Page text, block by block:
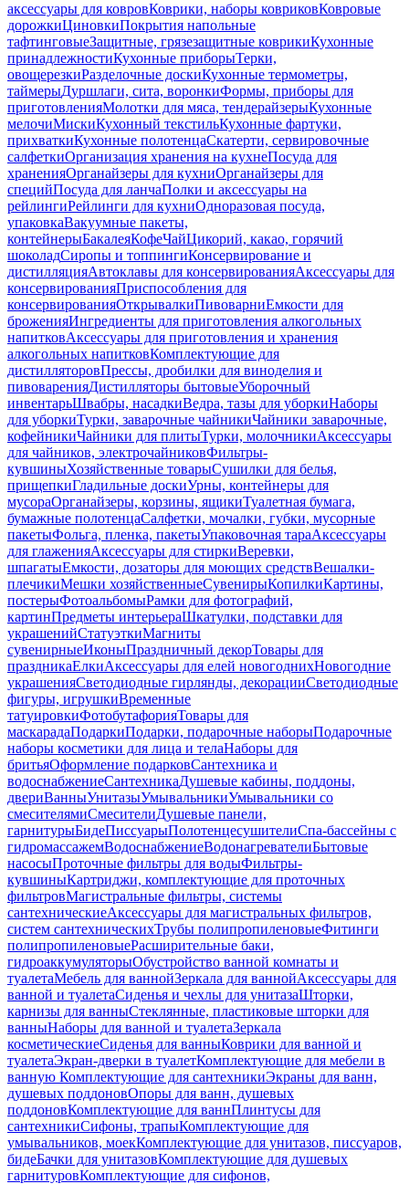
аксессуары для ковровКоврики, наборы ковриковКовровые
дорожкиЦиновкиПокрытия напольные
тафтинговыеЗащитные, грязезащитные коврикиКухонные
принадлежностиКухонные приборыТерки,
овощерезкиРазделочные доскиКухонные термометры,
таймерыДуршлаги, сита, воронкиФормы, приборы для
приготовленияМолотки для мяса, тендерайзерыКухонные
мелочиМискиКухонный текстильКухонные фартуки,
прихваткиКухонные полотенцаСкатерти, сервировочные
салфеткиОрганизация хранения на кухнеПосуда для
храненияОрганайзеры для кухниОрганайзеры для
специйПосуда для ланчаПолки и аксессуары на
рейлингиРейлинги для кухниОдноразовая посуда,
упаковкаВакуумные пакеты,
контейнерыБакалеяКофеЧайЦикорий, какао, горячий
шоколадСиропы и топпингиКонсервирование и
дистилляцияАвтоклавы для консервированияАксессуары для
консервированияПриспособления для
консервированияОткрывалкиПивоварниЕмкости для
броженияИнгредиенты для приготовления алкогольных
напитковАксессуары для приготовления и хранения
алкогольных напитковКомплектующие для
дистилляторовПрессы, дробилки для виноделия и
пивоваренияДистилляторы бытовыеУборочный
инвентарьШвабры, насадкиВедра, тазы для уборкиНаборы
для уборкиТурки, заварочные чайникиЧайники заварочные,
кофейникиЧайники для плитыТурки, молочникиАксессуары
для чайников, электрочайниковФильтры-
кувшиныХозяйственные товарыСушилки для белья,
прищепкиГладильные доскиУрны, контейнеры для
мусораОрганайзеры, корзины, ящикиТуалетная бумага,
бумажные полотенцаСалфетки, мочалки, губки, мусорные
пакетыФольга, пленка, пакетыУпаковочная тараАксессуары
для глаженияАксессуары для стиркиВеревки,
шпагатыЕмкости, дозаторы для моющих средствВешалки-
плечикиМешки хозяйственныеСувенирыКопилкиКартины,
постерыФотоальбомыРамки для фотографий,
картинПредметы интерьераШкатулки, подставки для
украшенийСтатуэткиМагниты
сувенирныеИконыПраздничный декорТовары для
праздникаЕлкиАксессуары для елей новогоднихНовогодние
украшенияСветодиодные гирлянды, декорацииСветодиодные
фигуры, игрушкиВременные
татуировкиФотобутафорияТовары для
маскарадаПодаркиПодарки, подарочные наборыПодарочные
наборы косметики для лица и телаНаборы для
бритьяОформление подарковСантехника и
водоснабжениеСантехникаДушевые кабины, поддоны,
двериВанныУнитазыУмывальникиУмывальники со
смесителямиСмесителиДушевые панели,
гарнитурыБидеПиссуарыПолотенцесушителиСпа-бассейны с
гидромассажемВодоснабжениеВодонагревателиБытовые
насосыПроточные фильтры для водыФильтры-
кувшиныКартриджи, комплектующие для проточных
фильтровМагистральные фильтры, системы
сантехническиеАксессуары для магистральных фильтров,
систем сантехническихТрубы полипропиленовыеФитинги
полипропиленовыеРасширительные баки,
гидроаккумуляторыОбустройство ванной комнаты и
туалетаМебель для ваннойЗеркала для ваннойАксессуары для
ванной и туалетаСиденья и чехлы для унитазаШторки,
карнизы для ванныСтеклянные, пластиковые шторки для
ванныНаборы для ванной и туалетаЗеркала
косметическиеСиденья для ванныКоврики для ванной и
туалетаЭкран-дверки в туалетКомплектующие для мебели в
ванную Комплектующие для сантехникиЭкраны для ванн,
душевых поддоновОпоры для ванн, душевых
поддоновКомплектующие для ваннПлинтусы для
сантехникиСифоны, трапыКомплектующие для
умывальников, моекКомплектующие для унитазов, писсуаров,
бидеБачки для унитазовКомплектующие для душевых
гарнитуровКомплектующие для сифонов,